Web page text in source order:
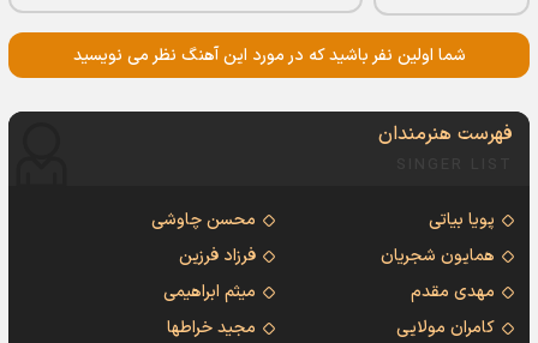
شما اولین نفر باشید که در مورد این آهنگ نظر می نویسید
فهرست هنرمندان
پویا بیاتی
محسن چاوشی
همایون شجریان
فرزاد فرزین
مهدی مقدم
میثم ابراهیمی
کامران مولایی
مجید خراطها